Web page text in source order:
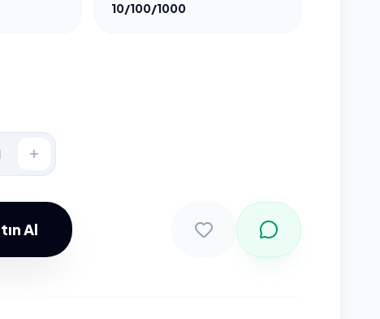
10/100/1000
Al